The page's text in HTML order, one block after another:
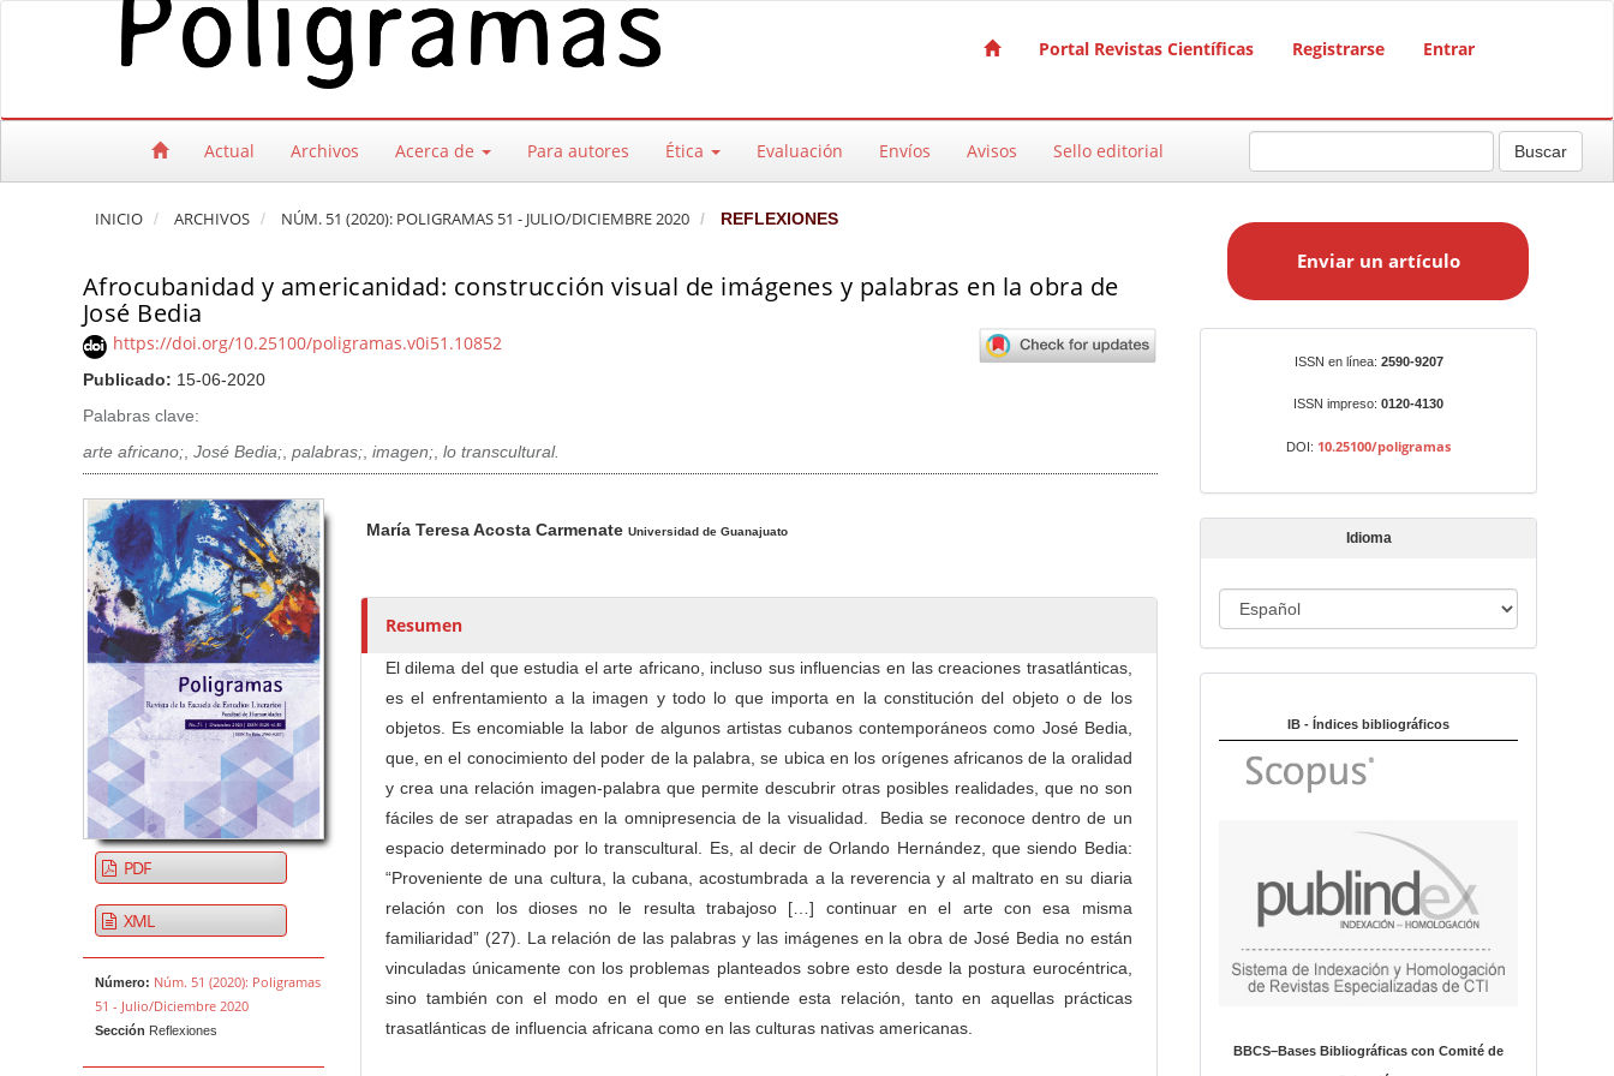
Salto rápido al contenido de la página
Navegación principal
Contenido principal
Portal Revistas Científicas Registrarse Entrar
Actual Archivos Acerca de Para autores Ética Evaluación Envíos Avisos Sello editorial Buscar
INICIO ARCHIVOS NÚM. 51 (2020): POLIGRAMAS 51 - JULIO/DICIEMBRE 2020 REFLEXIONES
Afrocubanidad y americanidad: construcción visual de imágenes y palabras en la obra de
José Bedia
https://doi.org/10.25100/poligramas.v0i51.10852
Publicado: 15-06-2020
Palabras clave:
arte africano;, José Bedia;, palabras;, imagen;, lo transcultural.
Barra lateral del artículo
PDF
XML
Número: Núm. 51 (2020): Poligramas
51 - Julio/Diciembre 2020
Sección Reflexiones
u
o
e
María Teresa Acosta Carmenate Universidad de Guanajuato
Resumen
El dilema del que estudia el arte africano, incluso sus influencias en las creaciones trasatlánticas,
es el enfrentamiento a la imagen y todo lo que importa en la constitución del objeto o de los
objetos. Es encomiable la labor de algunos artistas cubanos contemporáneos como José Bedia,
que, en el conocimiento del poder de la palabra, se ubica en los orígenes africanos de la oralidad
y crea una relación imagen-palabra que permite descubrir otras posibles realidades, que no son
fáciles de ser atrapadas en la omnipresencia de la visualidad. Bedia se reconoce dentro de un
espacio determinado por lo transcultural. Es, al decir de Orlando Hernández, que siendo Bedia:
“Proveniente de una cultura, la cubana, acostumbrada a la reverencia y al maltrato en su diaria
relación con los dioses no le resulta trabajoso […] continuar en el arte con esa misma
familiaridad” (27). La relación de las palabras y las imágenes en la obra de José Bedia no están
vinculadas únicamente con los problemas planteados sobre esto desde la postura eurocéntrica,
sino también con el modo en el que se entiende esta relación, tanto en aquellas prácticas
trasatlánticas de influencia africana como en las culturas nativas americanas.
a
t
í
o
Enviar un artículo
ISSN en línea: 2590-9207
ISSN impreso: 0120-4130
DOI: 10.25100/poligramas
Idioma
d
m
IB - Índices bibliográficos
BBCS–Bases Bibliográficas con Comité de